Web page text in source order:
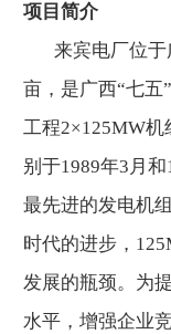
项目简介
来宾电厂位于
亩，是广西“七五
工程2×125MW机
别于1989年3月
最先进的发电机
时代的进步，
发展的瓶颈。为
水平，增强企业